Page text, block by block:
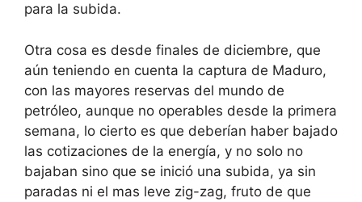
para la subida.
Otra cosa es desde finales de diciembre, que
aún teniendo en cuenta la captura de Maduro,
con las mayores reservas del mundo de
petróleo, aunque no operables desde la primera
semana, lo cierto es que deberían haber bajado
las cotizaciones de la energía, y no solo no
bajaban sino que se inició una subida, ya sin
paradas ni el mas leve zig-zag, fruto de que